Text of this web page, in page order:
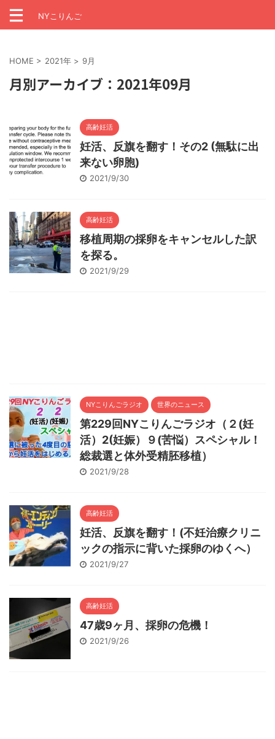
NYこりんご
HOME > 2021年 > 9月
月別アーカイブ：2021年09月
高齢妊活
妊活、反旗を翻す！その2 (無駄に出
来ない卵胞)
2021/9/30
高齢妊活
移植周期の採卵をキャンセルした訳
を探る。
2021/9/29
NYこりんごラジオ 世界のニュース
第229回NYこりんごラジオ（２(妊
活）2(妊娠）９(苦悩）スペシャル！
総裁選と体外受精胚移植）
2021/9/28
高齢妊活
妊活、反旗を翻す！(不妊治療クリニ
ックの指示に背いた採卵のゆくへ）
2021/9/27
高齢妊活
47歳9ヶ月、採卵の危機！
2021/9/26